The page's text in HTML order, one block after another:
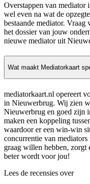
Overstappen van mediator
wel even na wat de
bestaande mediator.
het dossier van jouw
nieuwe mediator uit
Wat maakt Mediatorkaart
mediatorkaart.nl opereert
in Nieuwerbrug. Wij zien
Nieuwerbrug en goed zijn
maken een koppeling
waardoor er een win-win
concurrentie van
graag willen hebben, zorgt
beter wordt voor jou!
Lees de recensies over